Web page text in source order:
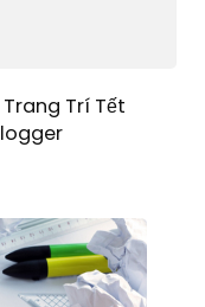
Trí Tết